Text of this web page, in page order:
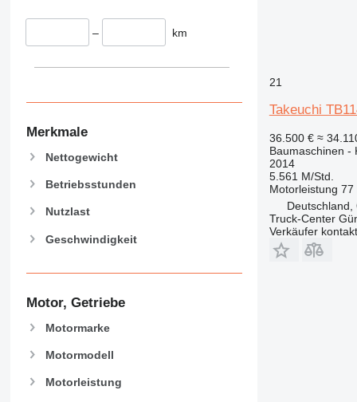
924
953
955
963
966
973
988
990
AP
C-series
– km
Merkmale
Nettogewicht
Betriebsstunden
Nutzlast
Geschwindigkeit
Motor, Getriebe
Motormarke
Motormodell
Motorleistung
21
Takeuchi
36.500 € ≈
Baumaschinen -
2014
5.561 M/Std.
Motorleistung 77
Deutschland,
Truck-Center
Verkäufer